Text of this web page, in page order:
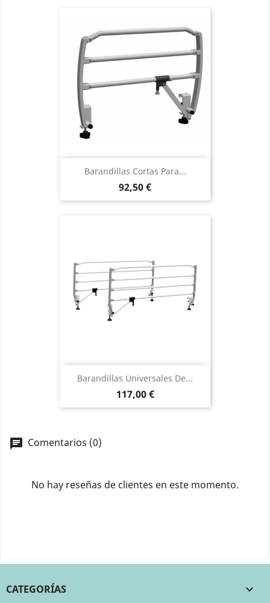
Barandillas Cortas Para...
Precio
92,50 €
Barandillas Universales De...
Precio
117,00 €
Comentarios (0)
No hay reseñas de clientes en este momento.
CATEGORÍAS 